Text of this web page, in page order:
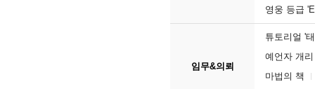
영웅 등급
임무&의뢰
튜토리얼 '
예언자 개
마법의 책